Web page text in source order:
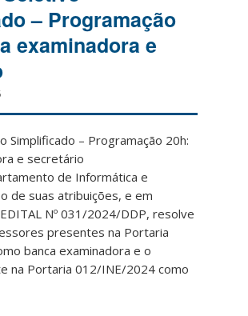
– Programação
examinadora e
Simplificado – Programação 20h:
e secretário
de Informática e
de suas atribuições, e em
Nº 031/2024/DDP, resolve
presentes na Portaria
banca examinadora e o
na Portaria 012/INE/2024 como